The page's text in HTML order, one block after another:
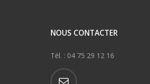
NOUS CONTACTER
Tél. : 04 75 29 12 16